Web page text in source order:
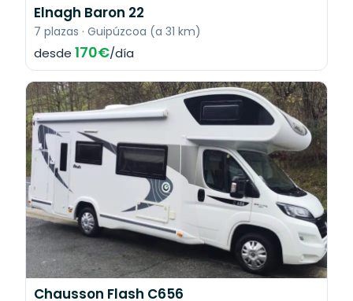
Elnagh Baron 22
7 plazas · Guipúzcoa (a 31 km)
desde170€/día
Chausson Flash C656